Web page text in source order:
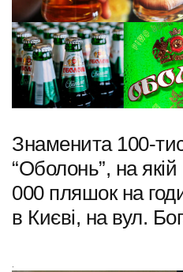
Знаменита 100-
“Оболонь”, на
000 пляшок на
в Києві, на вул.
.